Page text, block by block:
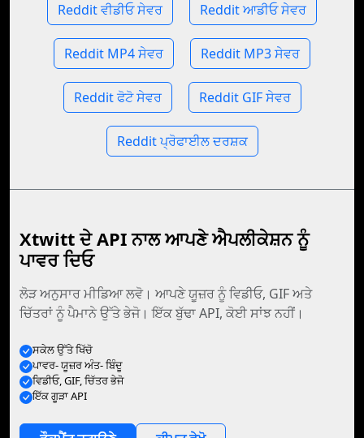
Reddit ਵੀਡੀਓ ਸੇਵਰ Reddit ਆਡੀਓ ਸੇਵਰ
Reddit MP4 ਸੇਵਰ Reddit MP3 ਸੇਵਰ
Reddit ਫੋਟੋ ਸੇਵਰ Reddit GIF ਸੇਵਰ
Reddit ਪ੍ਰੋਫਾਈਲ ਦਰਸ਼ਕ
Xtwitt ਦੇ API ਨਾਲ ਆਪਣੇ ਐਪਲੀਕੇਸ਼ਨ ਨੂੰ
ਪਾਵਰ ਦਿਓ
ਲੋੜ ਅਨੁਸਾਰ ਮੀਡਿਆ ਲਵੋ। ਆਪਣੇ ਯੂਜ਼ਰ ਨੂੰ ਵਿਡੀਓ, GIF ਅਤੇ
ਚਿੱਤਰਾਂ ਨੂੰ ਪੈਮਾਨੇ ਉੱਤੇ ਭੇਜੋ। ਇੱਕ ਬੁੱਢਾ API, ਕੋਈ ਸਾਂਝ ਨਹੀਂ।
ਸਕੇਲ ਉੱਤੇ ਖਿੱਚੋ
ਪਾਵਰ- ਯੂਜ਼ਰ ਅੰਤ- ਬਿੰਦੂ
ਵਿਡੀਓ, GIF, ਚਿੱਤਰ ਭੇਜੋ
ਇੱਕ ਗੂੜਾ API